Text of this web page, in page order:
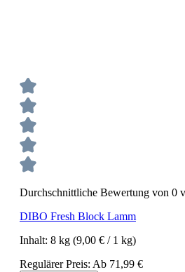
Durchschnittliche Bewertung von 0
DIBO Fresh Block Lamm
Inhalt: 8 kg (9,00 € / 1 kg)
Regulärer Preis: Ab 71,99 €